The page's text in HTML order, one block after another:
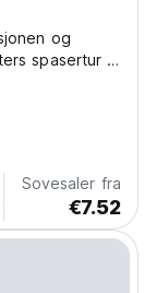
og
spasertur til
Sovesaler fra
€7.52